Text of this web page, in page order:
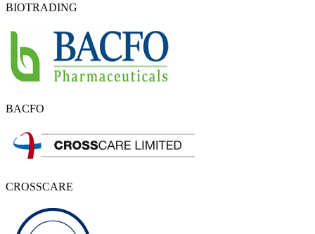
BIOTRADING
BACFO
CROSSCARE